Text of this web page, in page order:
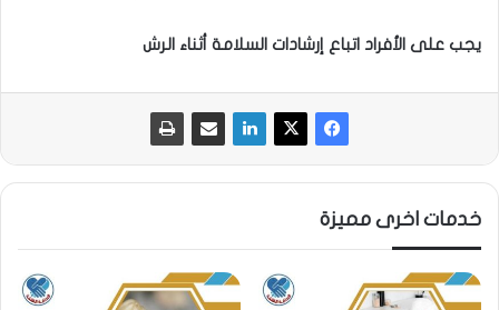
يجب على الأفراد اتباع إرشادات السلامة أثناء الرش
خدمات اخرى مميزة